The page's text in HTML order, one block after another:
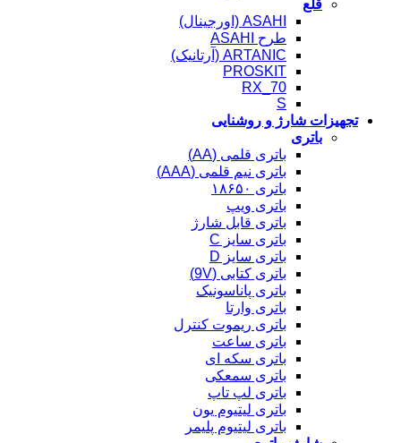
قلع
ASAHI (اورجینال)
طرح ASAHI
ARTANIC (آرتانیک)
PROSKIT
RX_70
S
تجهیزات شارژ و روشنایی
باتری
باتری قلمی (AA)
باتری نیم قلمی (AAA)
باتری ۱۸۶۵۰
باتری ویپ
باتری قابل شارژ
باتری سایز C
باتری سایز D
باتری کتابی (9V)
باتری پاناسونیک
باتری وارتا
باتری ریموت کنترل
باتری ساعت
باتری سکه ای
باتری سمعکی
باتری لپ تاپ
باتری لیتیوم یون
باتری لیتیوم پلیمر